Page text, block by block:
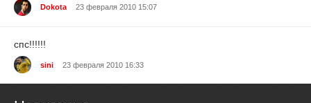
Dokota 23 февраля 2010 15:07
спс!!!!!!
sini 23 февраля 2010 16:33